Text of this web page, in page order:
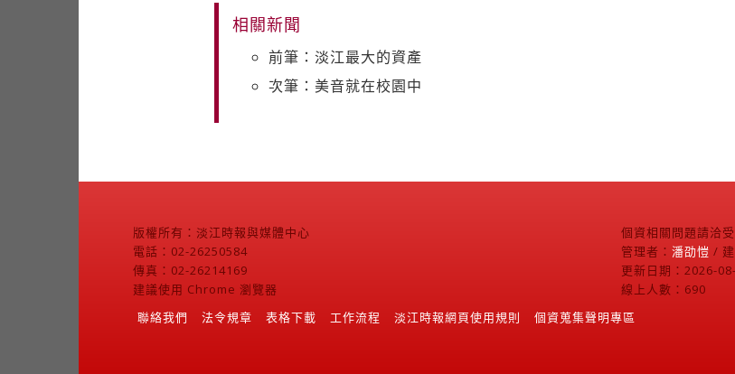
相關新聞
前筆：淡江最大的資產
次筆：美音就在校園中
版權所有：淡江時報與媒體中心
電話：02-26250584
傳真：02-26214169
建議使用 Chrome 瀏覽器
個資相關問題請洽
管理者： 潘劭愷 / 建
更新日期：2026-
線上人數：690
聯絡我們
法令規章 表格下載 工作流程 淡江時報網頁使用規則 個資蒐集聲明專區